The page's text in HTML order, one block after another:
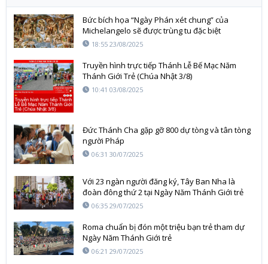
Bức bích họa “Ngày Phán xét chung” của
Michelangelo sẽ được trùng tu đặc biệt
18:55 23/08/2025
Truyền hình trực tiếp Thánh Lễ Bế Mạc Năm
Thánh Giới Trẻ (Chúa Nhật 3/8)
10:41 03/08/2025
Đức Thánh Cha gặp gỡ 800 dự tòng và tân tòng
người Pháp
06:31 30/07/2025
Với 23 ngàn người đăng ký, Tây Ban Nha là
đoàn đông thứ 2 tại Ngày Năm Thánh Giới trẻ
06:35 29/07/2025
Roma chuẩn bị đón một triệu bạn trẻ tham dự
Ngày Năm Thánh Giới trẻ
06:21 29/07/2025